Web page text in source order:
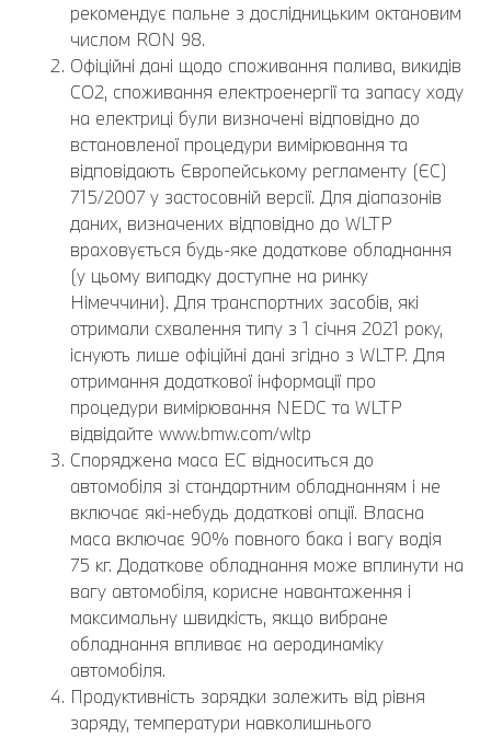
рекомендує пальне з дослідницьким октановим
числом RON 98.
Офіційні дані щодо споживання палива, викидів
CO2, споживання електроенергії та запасу ходу
на електриці були визначені відповідно до
встановленої процедури вимірювання та
відповідають Європейському регламенту (ЄС)
715/2007 у застосовній версії. Для діапазонів
даних, визначених відповідно до WLTP
враховується будь-яке додаткове обладнання
(у цьому випадку доступне на ринку
Німеччини). Для транспортних засобів, які
отримали схвалення типу з 1 січня 2021 року,
існують лише офіційні дані згідно з WLTP. Для
отримання додаткової інформації про
процедури вимірювання NEDC та WLTP
відвідайте www.bmw.com/wltp
Споряджена маса EC відноситься до
автомобіля зі стандартним обладнанням і не
включає які-небудь додаткові опції. Власна
маса включає 90% повного бака і вагу водія
75 кг. Додаткове обладнання може вплинути на
вагу автомобіля, корисне навантаження і
максимальну швидкість, якщо вибране
обладнання впливає на аеродинаміку
автомобіля.
Продуктивність зарядки залежить від рівня
заряду, температури навколишнього